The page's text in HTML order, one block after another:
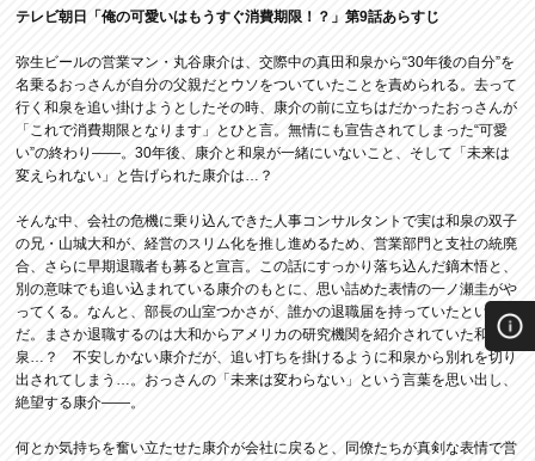
テレビ朝日「俺の可愛いはもうすぐ消費期限！？」第9話あらすじ
弥生ビールの営業マン・丸谷康介は、交際中の真田和泉から“30年後の自分”を
名乗るおっさんが自分の父親だとウソをついていたことを責められる。去って
行く和泉を追い掛けようとしたその時、康介の前に立ちはだかったおっさんが
「これで消費期限となります」とひと言。無情にも宣告されてしまった“可愛
い”の終わり――。30年後、康介と和泉が一緒にいないこと、そして「未来は
変えられない」と告げられた康介は…？
そんな中、会社の危機に乗り込んできた人事コンサルタントで実は和泉の双子
の兄・山城大和が、経営のスリム化を推し進めるため、営業部門と支社の統廃
合、さらに早期退職者も募ると宣言。この話にすっかり落ち込んだ鏑木悟と、
別の意味でも追い込まれている康介のもとに、思い詰めた表情の一ノ瀬圭がや
ってくる。なんと、部長の山室つかさが、誰かの退職届を持っていたというの
だ。まさか退職するのは大和からアメリカの研究機関を紹介されていた和
泉…？ 不安しかない康介だが、追い打ちを掛けるように和泉から別れを切り
出されてしまう…。おっさんの「未来は変わらない」という言葉を思い出し、
絶望する康介――。
何とか気持ちを奮い立たせた康介が会社に戻ると、同僚たちが真剣な表情で営